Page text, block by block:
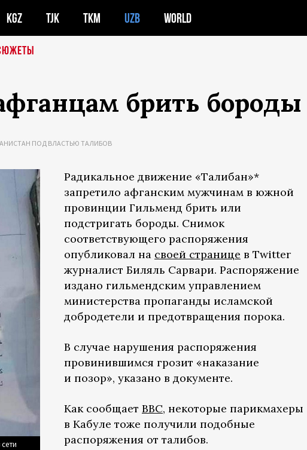
KGZ TJK TKM UZB WORLD
брить бороды
ПОД ВЛАСТЬЮ ТАЛИБОВ
Радикальное движение «Талибан»*
запретило афганским мужчинам в южной
провинции Гильменд брить или
подстригать бороды. Снимок
соответствующего распоряжения
опубликовал на своей странице в Twitter
журналист Биляль Сарвари. Распоряжение
издано гильмендским управлением
министерства пропаганды исламской
добродетели и предотвращения порока.
В случае нарушения распоряжения
провинившимся грозит «наказание
и позор», указано в документе.
Как сообщает ВВС, некоторые парикмахеры
в Кабуле тоже получили подобные
распоряжения от талибов.